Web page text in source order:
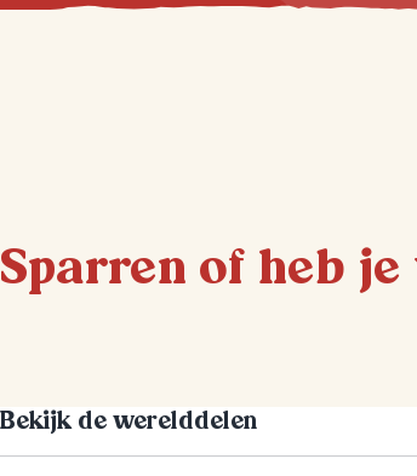
Sparren of heb je
Bekijk de werelddelen